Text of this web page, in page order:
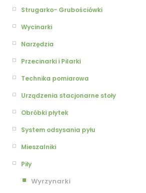
Strugarko- Grubościówki
Wycinarki
Narzędzia
Przecinarki i Pilarki
Technika pomiarowa
Urządzenia stacjonarne stoły
Obróbki płytek
System odsysania pyłu
Mieszalniki
Piły
Wyrzynarki